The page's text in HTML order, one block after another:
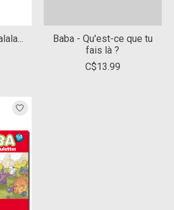
Baba - Qu'est-ce que tu
fais là ?
C$13.99